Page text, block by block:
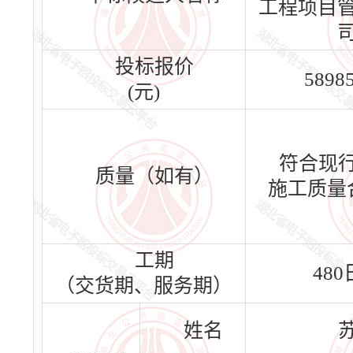
工程项目
投标报价
(元)
质量（如有）
符合现
施工质量
工期
（交货期、服务期）
480
姓名